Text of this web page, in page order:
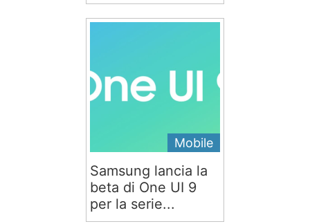
Mobile
Samsung lancia la
beta di One UI 9
per la serie...